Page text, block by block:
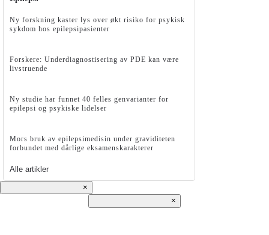
Ny forskning kaster lys over økt risiko for psykisk
sykdom hos epilepsipasienter
Forskere: Underdiagnostisering av PDE kan være
livstruende
Ny studie har funnet 40 felles genvarianter for
epilepsi og psykiske lidelser
Mors bruk av epilepsimedisin under graviditeten
forbundet med dårlige eksamenskarakterer
Alle artikler
×
×